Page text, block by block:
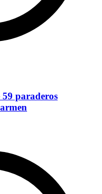
paraderos